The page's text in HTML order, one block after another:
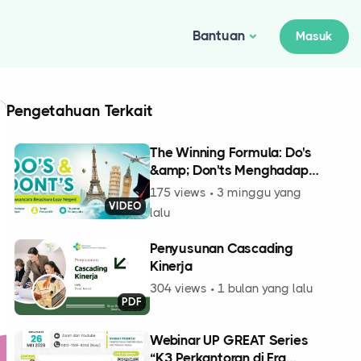
Bantuan Masuk
Pengetahuan Terkait
VIDEO
The Winning Formula: Do's
&amp; Don'ts Menghadapi
Seleksi Substansi
175 views • 3 minggu yang
lalu
PDF
Penyusunan Cascading
Kinerja
304 views • 1 bulan yang lalu
Webinar UP GREAT Series
“K3 Perkantoran di Era